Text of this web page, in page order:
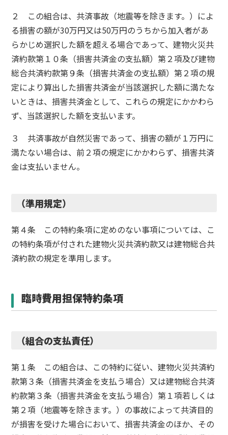
２ この組合は、共済事故（地震等を除きます。）によ
る損害の額が30万円又は50万円のうちから加入者があ
らかじめ選択した額を超える場合であって、建物火災共
済約款第１０条（損害共済金の支払額）第２項及び建物
総合共済約款第９条（損害共済金の支払額）第２項の規
定により算出した損害共済金が当該選択した額に満たな
いときは、損害共済金として、これらの規定にかかわら
ず、当該選択した額を支払います。
３ 共済事故が自然災害であって、損害の額が１万円に
満たない場合は、前２項の規定にかかわらず、損害共済
金は支払いません。
（準用規定）
第４条 この特約条項に定めのない事項については、こ
の特約条項が付された建物火災共済約款又は建物総合共
済約款の規定を準用します。
臨時費用担保特約条項
（組合の支払責任）
第１条 この組合は、この特約に従い、建物火災共済約
款第３条（損害共済金を支払う場合）又は建物総合共済
約款第３条（損害共済金を支払う場合）第１項若しくは
第２項（地震等を除きます。）の事故によって共済目的
が損害を受けた場合において、損害共済金のほか、その